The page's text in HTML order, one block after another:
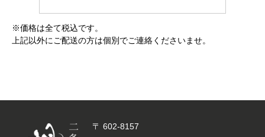
※価格は全て税込です。
上記以外にご配送の方は個別でご連絡くださいませ。
〒 602-8157